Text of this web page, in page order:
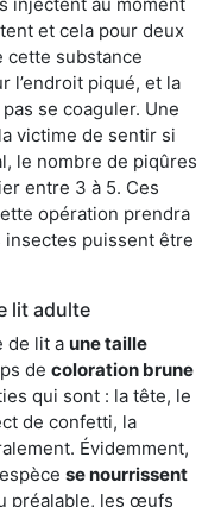
et cela pour deux
cette substance
l’endroit piqué, et la
se coaguler. Une
victime de sentir si
le nombre de piqûres
entre 3 à 5. Ces
opération prendra
puissent être
lit adulte
de lit a une taille
de coloration brune
qui sont : la tête, le
de confetti, la
Évidemment,
se nourrissent
préalable, les œufs